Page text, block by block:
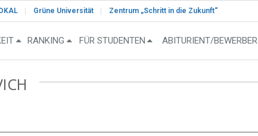
Grüne Universität Zentrum „Schritt in die Zukunft“
RANKING FÜR STUDENTEN ABITURIENT/BEWERBER